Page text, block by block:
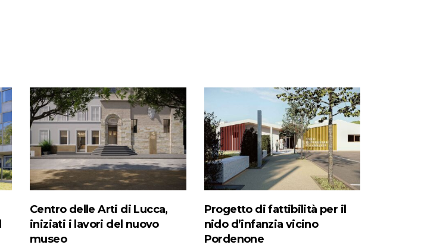
Centro delle Arti di Lucca,
iniziati i lavori del nuovo
museo
Progetto di fattibilità per il
nido d’infanzia vicino
Pordenone